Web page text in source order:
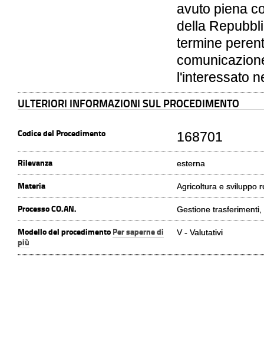
avuto piena
della
termine
l'interessato
ULTERIORI INFORMAZIONI SUL PROCEDIMENTO
Codice del Procedimento 168701
Rilevanza esterna
Materia Agricoltura e sviluppo
Processo CO.AN. Gestione
Modello del procedimento Per saperne di
più
V - Valutativi